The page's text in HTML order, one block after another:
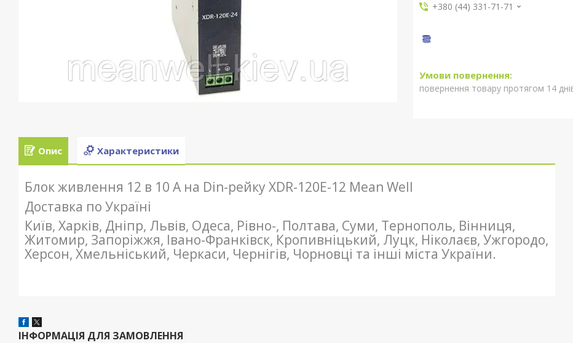
+380 (44) 331-71-71
повернення товару протягом 14
Опис Характеристики
Блок живлення 12 в 10 А на Din-рейку XDR-120E-12 Mean Well
Доставка по Україні
Київ, Харків, Дніпр, Львів, Одеса, Рівно-, Полтава, Суми, Тернополь, Вінниця,
Житомир, Запоріжжя, Івано-Франківск, Кропивніцький, Луцк, Ніколаєв, Ужгородо,
Херсон, Хмельніський, Черкаси, Чернігів, Чорновці та інші міста України.
ІНФОРМАЦІЯ ДЛЯ ЗАМОВЛЕННЯ